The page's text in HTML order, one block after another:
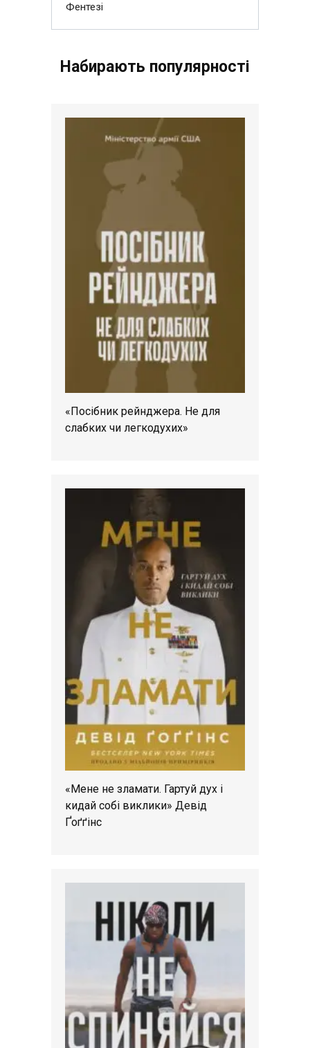
Фентезі
Набирають популярності
«Посібник рейнджера. Не для
слабких чи легкодухих»
«Мене не зламати. Гартуй дух і
кидай собі виклики» Девід
Ґоґґінс